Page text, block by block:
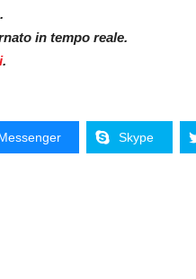
in tempo reale.
.
Skype